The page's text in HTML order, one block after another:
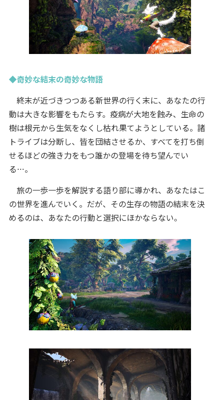
◆奇妙な結末の奇妙な物語
終末が近づきつつある新世界の行く末に、あなたの行
動は大きな影響をもたらす。疫病が大地を蝕み、生命の
樹は根元から生気をなくし枯れ果てようとしている。諸
トライブは分断し、皆を団結させるか、すべてを打ち倒
せるほどの強き力をもつ誰かの登場を待ち望んでい
る…。
旅の一歩一歩を解説する語り部に導かれ、あなたはこ
の世界を進んでいく。だが、その生存の物語の結末を決
めるのは、あなたの行動と選択にほかならない。